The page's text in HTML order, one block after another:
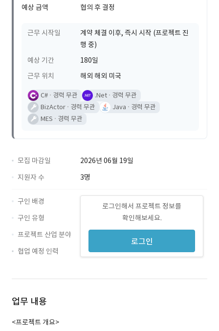
예상 금액
협의 후 결정
근무 시작일
계약 체결 이후, 즉시 시작 (프로젝트 진
행 중)
예상 기간
180일
근무 위치
해외 해외 미국
C# 경력 무관 .Net
경력 무관
BizActor
경력 무관 Java
경력 무관
MES
경력 무관
모집 마감일
2026년 06월 19일
지원자 수
3명
로그인해서 프로젝트 정보를
확인해보세요.
로그인
구인 배경
구인 유형
프로젝트 산업 분야
협업 예정 인력
업무 내용
<프로젝트 개요>